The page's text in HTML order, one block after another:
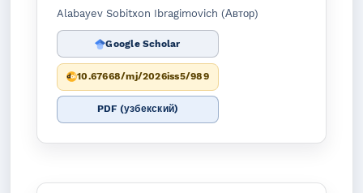
Alabayev Sobitxon Ibragimovich (Автор)
Google Scholar
10.67668/mj/2026iss5/989
PDF (узбекский)